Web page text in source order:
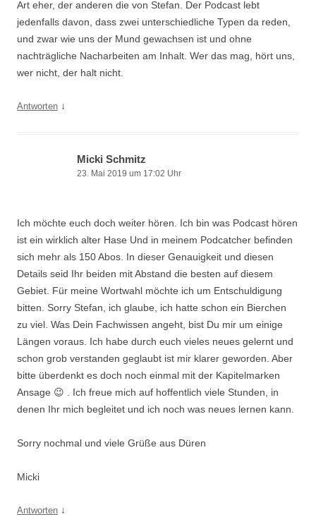
Art eher, der anderen die von Stefan. Der Podcast lebt
jedenfalls davon, dass zwei unterschiedliche Typen da reden,
und zwar wie uns der Mund gewachsen ist und ohne
nachträgliche Nacharbeiten am Inhalt. Wer das mag, hört uns,
wer nicht, der halt nicht.
Antworten ↓
Micki Schmitz
23. Mai 2019 um 17:02 Uhr
Ich möchte euch doch weiter hören. Ich bin was Podcast hören
ist ein wirklich alter Hase Und in meinem Podcatcher befinden
sich mehr als 150 Abos. In dieser Genauigkeit und diesen
Details seid Ihr beiden mit Abstand die besten auf diesem
Gebiet. Für meine Wortwahl möchte ich um Entschuldigung
bitten. Sorry Stefan, ich glaube, ich hatte schon ein Bierchen
zu viel. Was Dein Fachwissen angeht, bist Du mir um einige
Längen voraus. Ich habe durch euch vieles neues gelernt und
schon grob verstanden geglaubt ist mir klarer geworden. Aber
bitte überdenkt es doch noch einmal mit der Kapitelmarken
Ansage 😉 . Ich freue mich auf hoffentlich viele Stunden, in
denen Ihr mich begleitet und ich noch was neues lernen kann.
Sorry nochmal und viele Grüße aus Düren
Micki
Antworten ↓